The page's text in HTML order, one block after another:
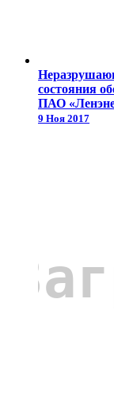
состояния
ПАО
9 Ноя 2017